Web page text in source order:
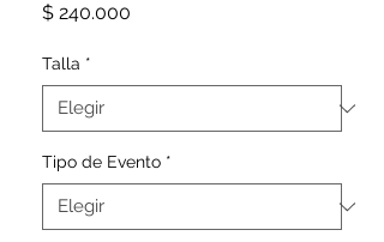
$ 240.000
Talla *
Tipo de Evento *